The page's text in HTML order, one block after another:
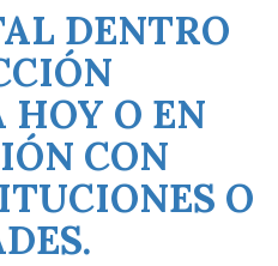
DENTRO
HOY O EN
CON
O